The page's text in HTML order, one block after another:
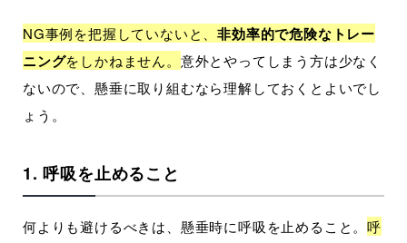
NG事例を把握していないと、非効率的で危険なトレー
ニングをしかねません。 意外とやってしまう方は少なく
ないので、懸垂に取り組むなら理解しておくとよいでし
ょう。
1. 呼吸を止めること
何よりも避けるべきは、懸垂時に呼吸を止めること。呼